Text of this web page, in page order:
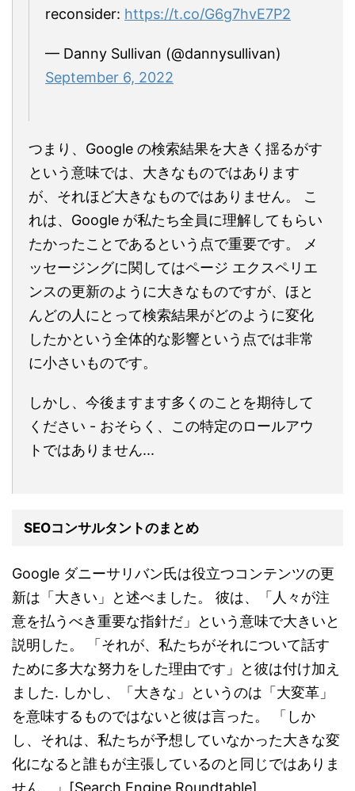
reconsider: https://t.co/G6g7hvE7P2
— Danny Sullivan (@dannysullivan)
September 6, 2022
つまり、Google の検索結果を大きく揺るがす
という意味では、大きなものではあります
が、それほど大きなものではありません。 こ
れは、Google が私たち全員に理解してもらい
たかったことであるという点で重要です。 メ
ッセージングに関してはページ エクスペリエ
ンスの更新のように大きなものですが、ほと
んどの人にとって検索結果がどのように変化
したかという全体的な影響という点では非常
に小さいものです。
しかし、今後ますます多くのことを期待して
ください - おそらく、この特定のロールアウ
トではありません...
SEOコンサルタントのまとめ
Google ダニーサリバン氏は役立つコンテンツの更
新は「大きい」と述べました。 彼は、「人々が注
意を払うべき重要な指針だ」という意味で大きいと
説明した。 「それが、私たちがそれについて話す
ために多大な努力をした理由です」と彼は付け加え
ました. しかし、「大きな」というのは「大変革」
を意味するものではないと彼は言った。 「しか
し、それは、私たちが予想していなかった大きな変
化になると誰もが主張しているのと同じではありま
せん。」[Search Engine Roundtable]